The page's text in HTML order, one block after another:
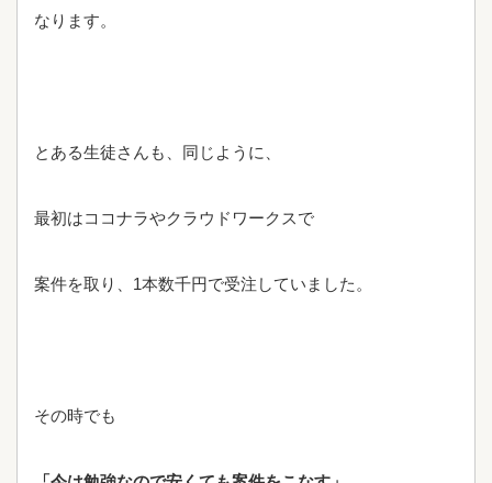
なります。
とある生徒さんも、同じように、
最初はココナラやクラウドワークスで
案件を取り、1本数千円で受注していました。
その時でも